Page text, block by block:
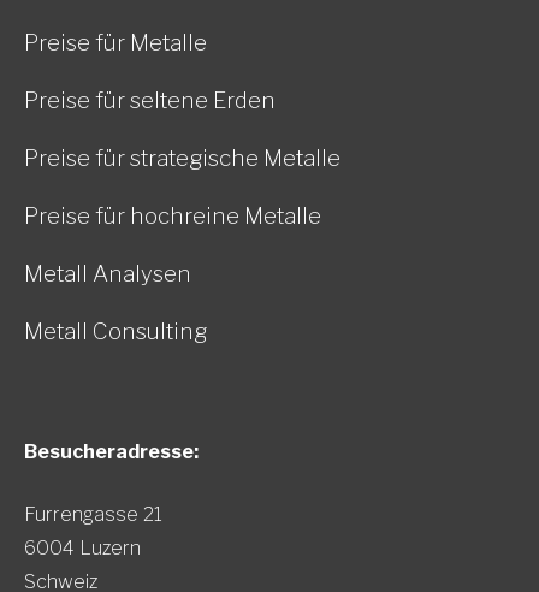
Preise für Metalle
Preise für seltene Erden
Preise für strategische Metalle
Preise für hochreine Metalle
Metall Analysen
Metall Consulting
Besucheradresse:
Furrengasse 21
6004 Luzern
Schweiz